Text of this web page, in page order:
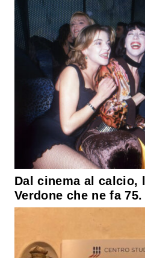
Dal cinema al calcio,
Verdone che ne fa